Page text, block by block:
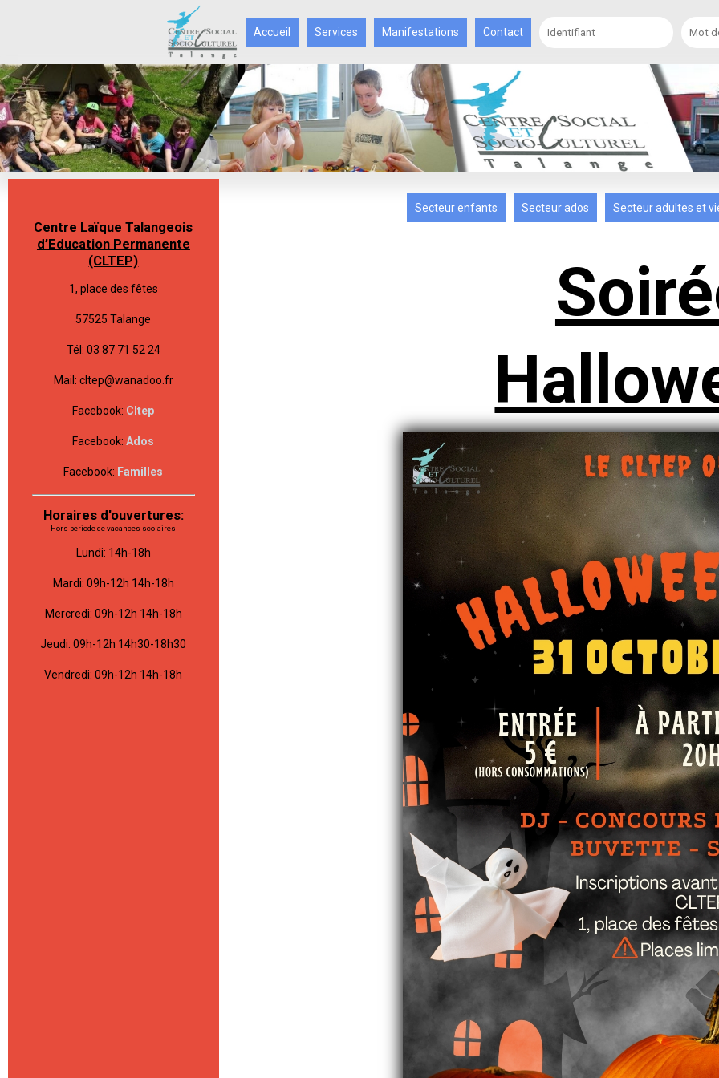
Accueil Services Manifestations Contact
Centre Laïque Talangeois
d’Education Permanente
(CLTEP)
1, place des fêtes
57525 Talange
Tél: 03 87 71 52 24
Mail: cltep@wanadoo.fr
Facebook: Cltep
Facebook:Ados
Facebook: Familles
Horaires d'ouvertures:
Hors periode de vacances scolaires
Lundi: 14h-18h
Mardi: 09h-12h 14h-18h
Mercredi: 09h-12h 14h-18h
Jeudi: 09h-12h 14h30-18h30
Vendredi: 09h-12h 14h-18h
Secteur enfants Secteur ados Secteur adultes et